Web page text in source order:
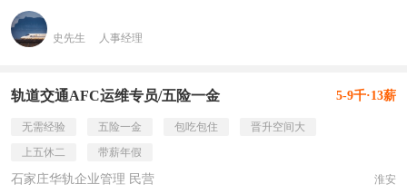
史先生 人事经理
轨道交通AFC运维专员/五险一金 5-9千·13薪
无需经验 五险一金 包吃包住
晋升空间大
上五休二
带薪年假
石家庄华轨企业管理 民营 淮安